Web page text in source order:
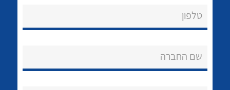
לכל מוצרי היצרן לכל מוצרי היצרן
טלפון
שם החברה